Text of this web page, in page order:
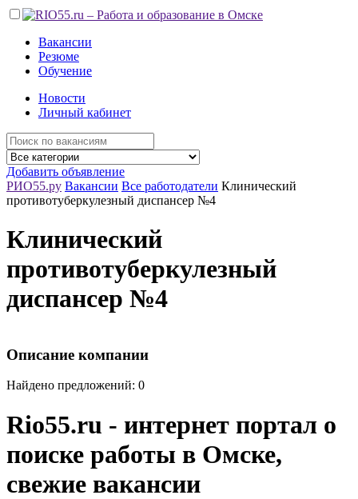
Вакансии
Резюме
Обучение
Новости
Личный кабинет
Добавить объявление
РИО55.ру Вакансии Все работодатели Клинический
противотуберкулезный диспансер №4
Клинический
противотуберкулезный
диспансер №4
Описание компании
Найдено предложений: 0
Rio55.ru - интернет портал о
поиске работы в Омске,
свежие вакансии